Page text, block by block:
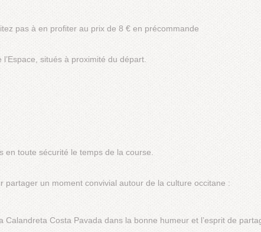
pas à en profiter au prix de 8 € en précommande
situés à proximité du départ.
toute sécurité le temps de la course.
un moment convivial autour de la culture occitane :
Costa Pavada dans la bonne humeur et l’esprit de